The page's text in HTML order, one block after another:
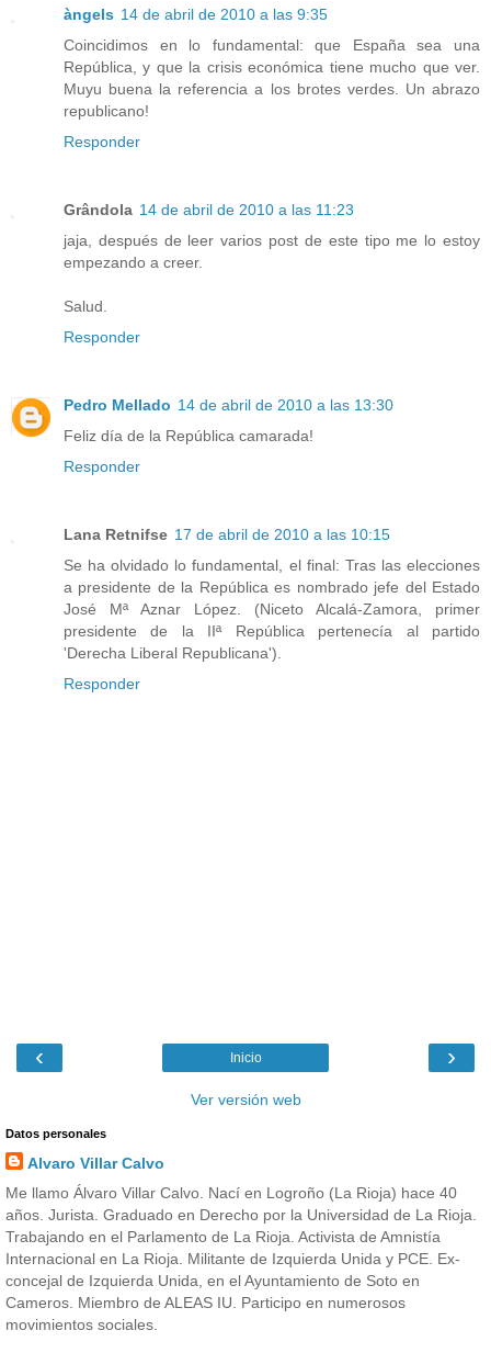
àngels 14 de abril de 2010 a las 9:35
Coincidimos en lo fundamental: que España sea una
República, y que la crisis económica tiene mucho que ver.
Muyu buena la referencia a los brotes verdes. Un abrazo
republicano!
Responder
Grândola 14 de abril de 2010 a las 11:23
jaja, después de leer varios post de este tipo me lo estoy
empezando a creer.
Salud.
Responder
Pedro Mellado 14 de abril de 2010 a las 13:30
Feliz día de la República camarada!
Responder
Lana Retnifse 17 de abril de 2010 a las 10:15
Se ha olvidado lo fundamental, el final: Tras las elecciones
a presidente de la República es nombrado jefe del Estado
José Mª Aznar López. (Niceto Alcalá-Zamora, primer
presidente de la IIª República pertenecía al partido
'Derecha Liberal Republicana').
Responder
‹ ›
Inicio
Ver versión web
Datos personales
Alvaro Villar Calvo
Me llamo Álvaro Villar Calvo. Nací en Logroño (La Rioja) hace 40
años. Jurista. Graduado en Derecho por la Universidad de La Rioja.
Trabajando en el Parlamento de La Rioja. Activista de Amnistía
Internacional en La Rioja. Militante de Izquierda Unida y PCE. Ex-
concejal de Izquierda Unida, en el Ayuntamiento de Soto en
Cameros. Miembro de ALEAS IU. Participo en numerosos
movimientos sociales.